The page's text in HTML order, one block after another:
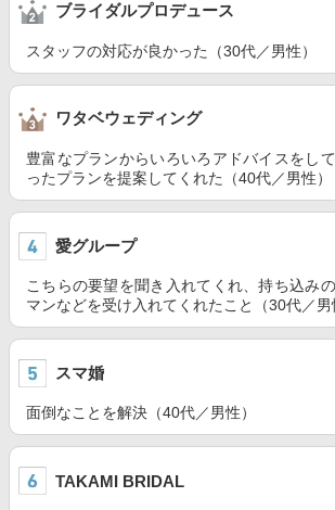
ブライダルプロデュース
スタッフの対応が良かった（30代／男性）
ワタベウェディング
豊富なプランからいろいろアドバイスをし
ったプランを提案してくれた（40代／男性）
愛グループ
こちらの要望を聞き入れてくれ、持ち込み
マンなどを受け入れてくれたこと（30代／男
スマ婚
面倒なことを解決（40代／男性）
TAKAMI BRIDAL